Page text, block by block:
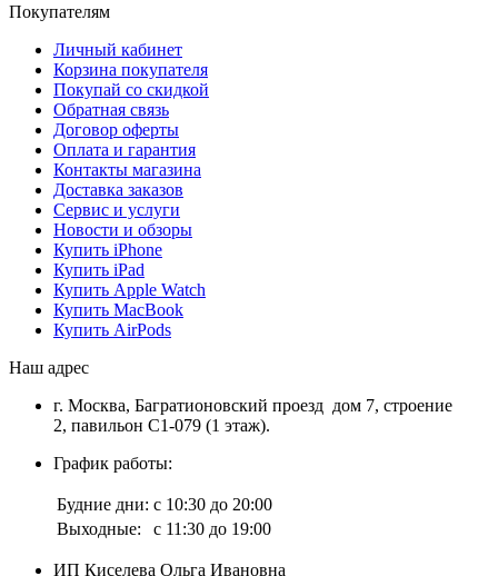
Покупателям
Личный кабинет
Корзина покупателя
Покупай со скидкой
Обратная связь
Договор оферты
Оплата и гарантия
Контакты магазина
Доставка заказов
Сервис и услуги
Новости и обзоры
Купить iPhone
Купить iPad
Купить Apple Watch
Купить MacBook
Купить AirPods
Наш адрес
г. Москва, Багратионовский проезд дом 7, строение
2, павильон С1-079 (1 этаж).
График работы:
Будние дни: с 10:30 до 20:00
Выходные:
с 11:30 до 19:00
ИП Киселева Ольга Ивановна